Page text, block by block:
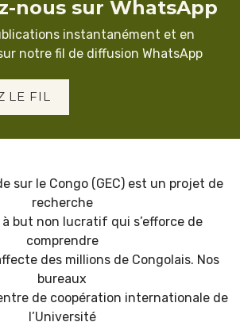
nous sur WhatsApp
instantanément et en
notre fil de diffusion WhatsApp
LE FIL
sur le Congo (GEC) est un projet de
recherche
but non lucratif qui s’efforce de
comprendre
des millions de Congolais. Nos
bureaux
de coopération internationale de
l’Université